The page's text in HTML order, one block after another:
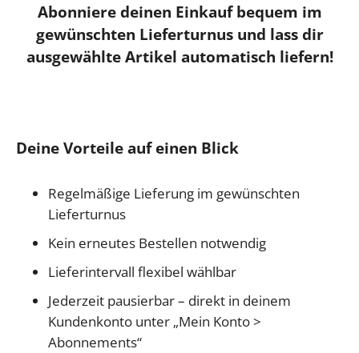
Abonniere deinen Einkauf bequem im
gewünschten Lieferturnus und lass dir
ausgewählte Artikel automatisch liefern!
Deine Vorteile auf einen Blick
Regelmäßige Lieferung im gewünschten
Lieferturnus
Kein erneutes Bestellen notwendig
Lieferintervall flexibel wählbar
Jederzeit pausierbar – direkt in deinem
Kundenkonto unter „Mein Konto >
Abonnements“